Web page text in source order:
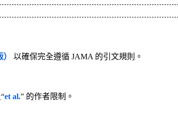
以確保完全遵循 JAMA 的引文規則。
et al.” 的作者限制。